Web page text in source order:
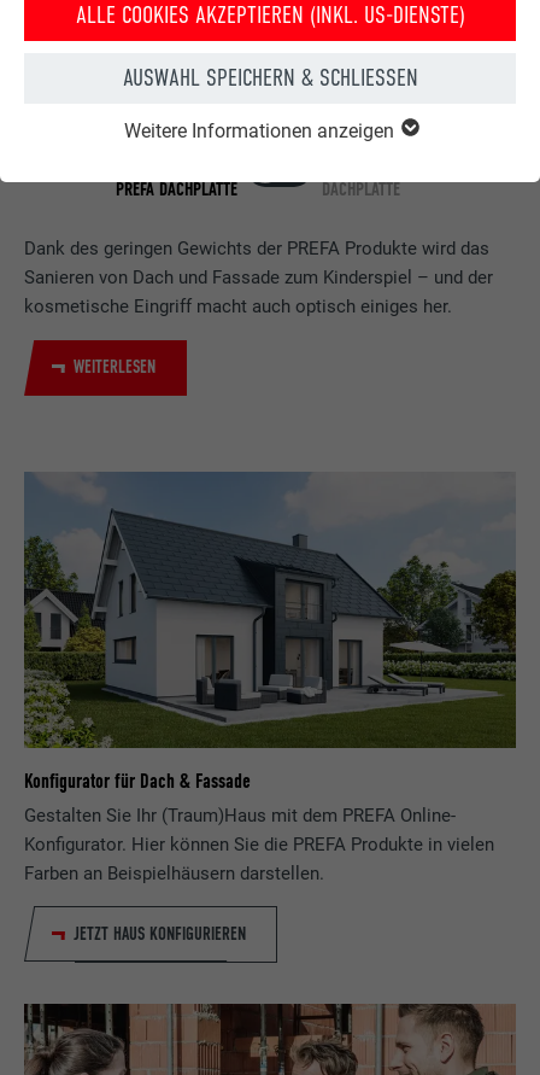
ALLE COOKIES AKZEPTIEREN (INKL. US-DIENSTE)
AUSWAHL SPEICHERN & SCHLIESSEN
Weitere Informationen anzeigen
Dank des geringen Gewichts der PREFA Produkte wird das
Sanieren von Dach und Fassade zum Kinderspiel – und der
kosmetische Eingriff macht auch optisch einiges her.
WEITERLESEN
PREFA DACHPLATTE
HAUS VOR DER
DACHPLATTE
Konfigurator für Dach & Fassade
Gestalten Sie Ihr (Traum)Haus mit dem PREFA Online-
Konfigurator. Hier können Sie die PREFA Produkte in vielen
Farben an Beispielhäusern darstellen.
JETZT HAUS KONFIGURIEREN